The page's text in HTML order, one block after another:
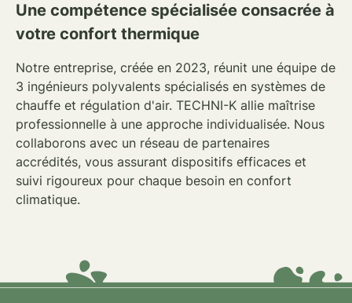
Une compétence spécialisée consacrée à
votre confort thermique
Notre entreprise, créée en 2023, réunit une équipe de
3 ingénieurs polyvalents spécialisés en systèmes de
chauffe et régulation d'air. TECHNI-K allie maîtrise
professionnelle à une approche individualisée. Nous
collaborons avec un réseau de partenaires
accrédités, vous assurant dispositifs efficaces et
suivi rigoureux pour chaque besoin en confort
climatique.